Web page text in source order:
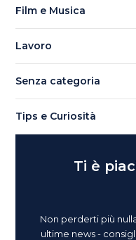
Film e Musica
Lavoro
Senza categoria
Tips e Curiosità
Ti è
Non perderti più
ultime news -